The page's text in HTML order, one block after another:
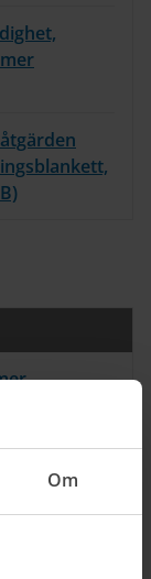
Om
(Pdf, 226